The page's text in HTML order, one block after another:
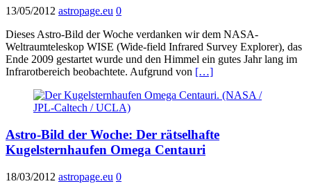
13/05/2012 astropage.eu 0
Dieses Astro-Bild der Woche verdanken wir dem NASA-
Weltraumteleskop WISE (Wide-field Infrared Survey Explorer), das
Ende 2009 gestartet wurde und den Himmel ein gutes Jahr lang im
Infrarotbereich beobachtete. Aufgrund von […]
Astro-Bild der Woche: Der rätselhafte
Kugelsternhaufen Omega Centauri
18/03/2012 astropage.eu 0